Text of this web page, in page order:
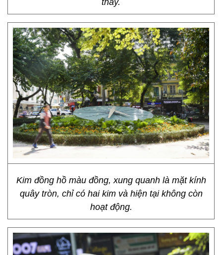
thấy.
Kim đồng hồ màu đồng, xung quanh là mặt kính
quây tròn, chỉ có hai kim và hiện tại không còn
hoạt động.